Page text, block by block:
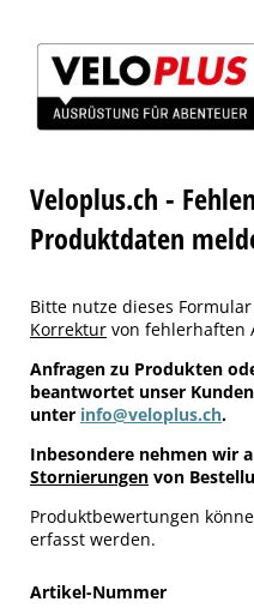
Veloplus.ch -
Produktdaten
Bitte nutze dieses Formular
Korrektur von fehlerhaften
Anfragen zu Produkten
beantwortet unser
unter info@veloplus.ch.
Inbesondere nehmen wir
Stornierungen von
Produktbewertungen
erfasst werden.
Artikel-Nummer